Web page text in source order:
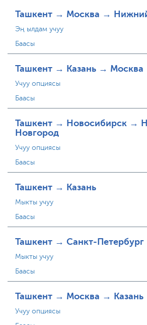
Ташкент → Москва →
Эң ылдам учуу
Баасы
Ташкент → Казань → Москва
Учуу опциясы
Баасы
Ташкент → Новосибирск →
Новгород
Учуу опциясы
Баасы
Ташкент → Казань
Мыкты учуу
Баасы
Ташкент → Санкт-Петербург
Мыкты учуу
Баасы
Ташкент → Москва → Казань
Учуу опциясы